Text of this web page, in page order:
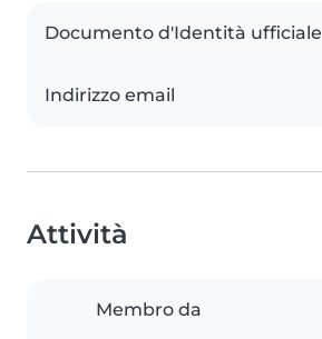
Documento d'Identità ufficiale
Indirizzo email
Attività
Membro da